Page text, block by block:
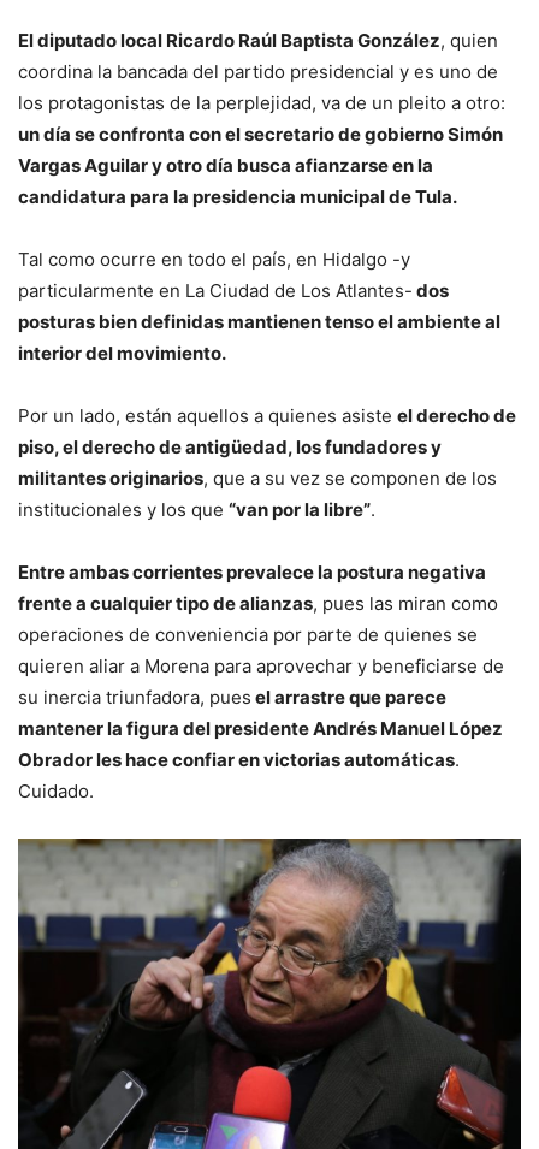
El diputado local Ricardo Raúl Baptista González, quien
coordina la bancada del partido presidencial y es uno de
los protagonistas de la perplejidad, va de un pleito a otro:
un día se confronta con el secretario de gobierno Simón
Vargas Aguilar y otro día busca afianzarse en la
candidatura para la presidencia municipal de Tula.
Tal como ocurre en todo el país, en Hidalgo -y
particularmente en La Ciudad de Los Atlantes- dos
posturas bien definidas mantienen tenso el ambiente al
interior del movimiento.
Por un lado, están aquellos a quienes asiste el derecho de
piso, el derecho de antigüedad, los fundadores y
militantes originarios, que a su vez se componen de los
institucionales y los que “van por la libre”.
Entre ambas corrientes prevalece la postura negativa
frente a cualquier tipo de alianzas, pues las miran como
operaciones de conveniencia por parte de quienes se
quieren aliar a Morena para aprovechar y beneficiarse de
su inercia triunfadora, pues el arrastre que parece
mantener la figura del presidente Andrés Manuel López
Obrador les hace confiar en victorias automáticas.
Cuidado.